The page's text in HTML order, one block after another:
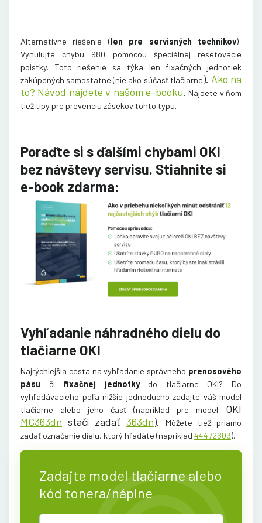
Alternatívne riešenie (len pre servisných technikov):
Vynulujte chybu 980 pomocou špeciálnej resetovacie
poistky. Toto riešenie sa týka len fixačných jednotiek
zakúpených samostatne (nie ako súčasť tlačiarne). Ako na
to? Návod nájdete v našom e-booku. Nájdete v ňom
tiež tipy pre prevenciu zásekov tohto typu.
Poraďte si s ďalšími chybami OKI
bez návštevy servisu. Stiahnite si
e-book zdarma:
Vyhľadanie náhradného dielu do
tlačiarne OKI
Najrýchlejšia cesta na vyhľadanie správneho prenosového
pásu či fixačnej jednotky do tlačiarne OKI? Do
vyhľadávacieho poľa nižšie jednoducho zadajte váš model
tlačiarne alebo jeho časť (napríklad pre model
OKI
MC363dn stačí zadať 363dn).
Môžete tiež priamo
zadať označenie dielu, ktorý hľadáte (napríklad 44472603).
Zadajte model tlačiarne alebo
kód tonera/náplne